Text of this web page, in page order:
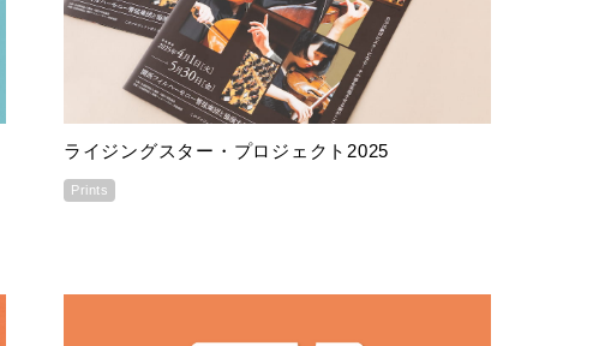
ライジングスター・プロジェクト2025
Prints